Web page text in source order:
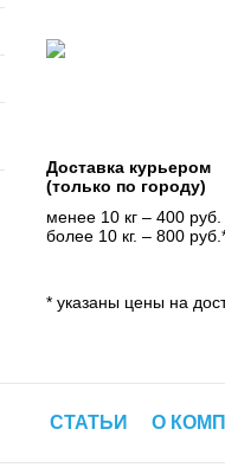
Доставка курьером
(только по городу)
менее 10 кг – 400 руб.
более 10 кг. – 800
* указаны цены на
СТАТЬИ О